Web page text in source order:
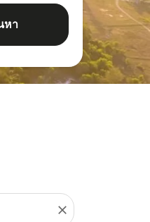
หา
close